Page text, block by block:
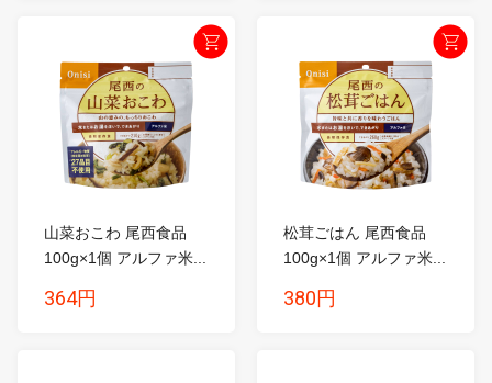
山菜おこわ 尾西食品
100g×1個 アルファ米...
364円
松茸ごはん 尾西食品
100g×1個 アルファ米...
380円